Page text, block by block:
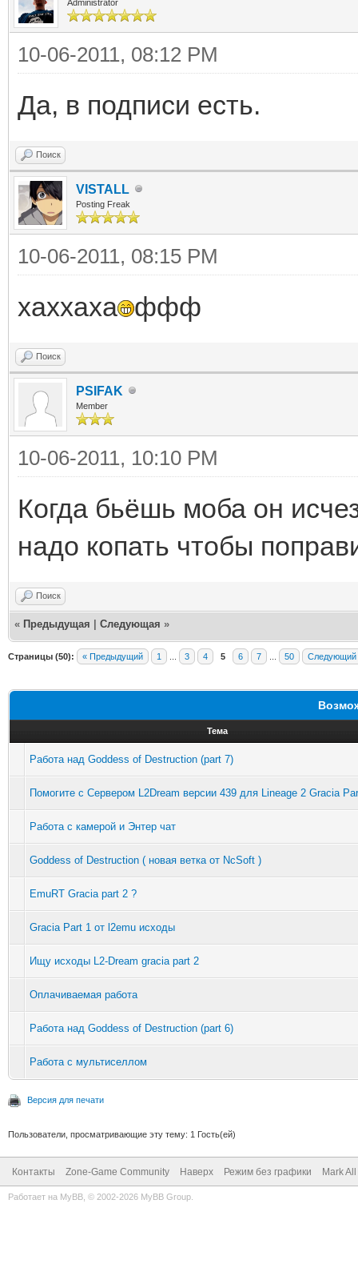
Administrator
10-06-2011, 08:12 PM
Да, в подписи есть.
Поиск
VISTALL
Posting Freak
10-06-2011, 08:15 PM
хаххаха ффф
Поиск
PSIFAK
Member
10-06-2011, 10:10 PM
Когда бьёшь моба он
надо копать чтобы
Поиск
« Предыдущая Следующая »
Страницы (50): « Предыдущий 1 3 4 5 6 7 50 Следующий
Тема
Работа над Goddess of Destruction (part 7)
Помогите с Сервером L2Dream версии 439 для Lineage 2 Gracia
Работа с камерой и Энтер чат
Goddess of Destruction ( новая ветка от NcSoft )
EmuRT Gracia part 2 ?
Gracia Part 1 от l2emu исходы
Ищу исходы L2-Dream gracia part 2
Оплачиваемая работа
Работа над Goddess of Destruction (part 6)
Работа с мультиселлом
Версия для печати
Пользователи, просматривающие эту тему: 1 Гость(ей)
Контакты Zone-Game Community Наверх Режим без графики Mark
Работает на MyBB , © 2002-2026 MyBB Group